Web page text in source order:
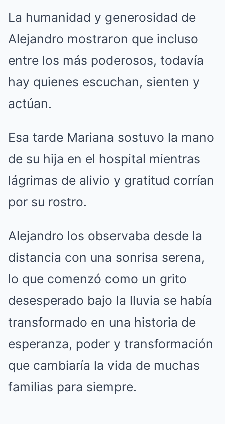
La humanidad y generosidad de
Alejandro mostraron que incluso
entre los más poderosos, todavía
hay quienes escuchan, sienten y
actúan.
Esa tarde Mariana sostuvo la mano
de su hija en el hospital mientras
lágrimas de alivio y gratitud corrían
por su rostro.
Alejandro los observaba desde la
distancia con una sonrisa serena,
lo que comenzó como un grito
desesperado bajo la lluvia se había
transformado en una historia de
esperanza, poder y transformación
que cambiaría la vida de muchas
familias para siempre.